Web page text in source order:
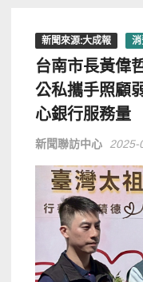
新聞來源:大成報
台南市長黃偉
公私攜手照顧
心銀行服務量
新聞聯訪中心 2025-